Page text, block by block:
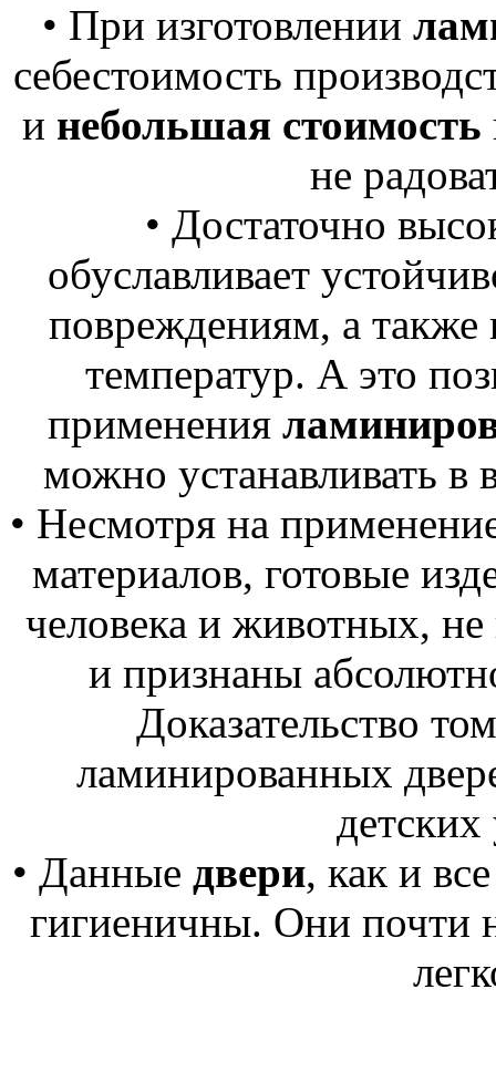
• При изготовлении
себестоимость
и небольшая стоимость
не
• Достаточно
обуславливает
повреждениям, а также
температур. А это
применения
можно устанавливать
• Несмотря на
материалов, готовые
человека и животных,
и признаны
Доказательство
ламинированных
• Данные двери, как и
гигиеничны. Они почти